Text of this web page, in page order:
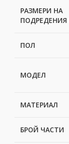
РАЗМЕРИ НА
ПОДРЕДЕНИЯ
ПОЛ
МОДЕЛ
МАТЕРИАЛ
БРОЙ ЧАСТИ